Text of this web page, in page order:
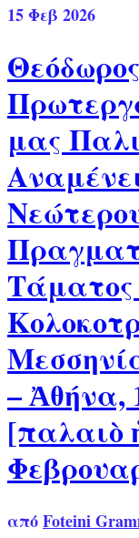
15Φεβ 2026
μας
Τάματος
– Ἀθήνα,
[παλαιὸ
απόFoteini